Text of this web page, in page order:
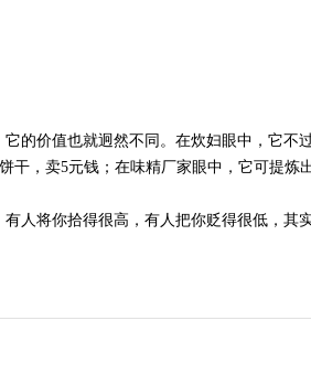
的价值也就迥然不同。在炊妇眼中，它
干，卖5元钱；在味精厂家眼中，它可提
人将你拾得很高，有人把你贬得很低，